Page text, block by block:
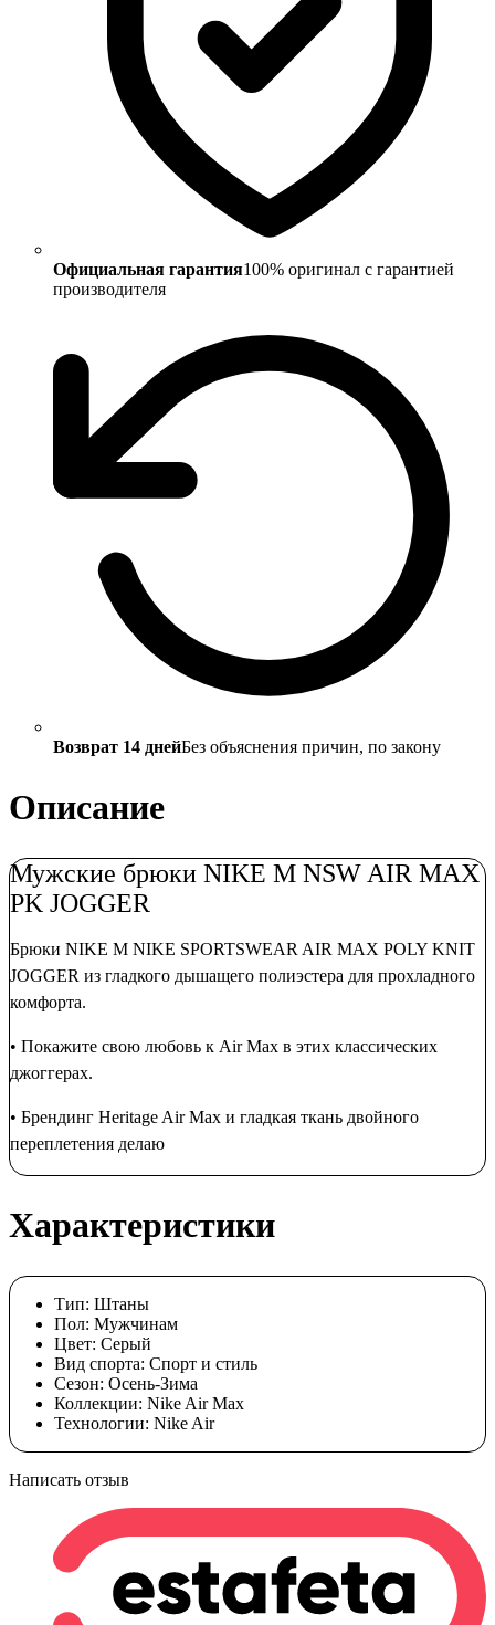
Официальная гарантия100% оригинал с гарантией
производителя
Возврат 14 днейБез объяснения причин, по закону
Описание
Мужские брюки NIKE M NSW AIR MAX
PK JOGGER
Брюки NIKE M NIKE SPORTSWEAR AIR MAX POLY KNIT
JOGGER из гладкого дышащего полиэстера для прохладного
комфорта.
• Покажите свою любовь к Air Max в этих классических
джоггерах.
• Брендинг Heritage Air Max и гладкая ткань двойного
переплетения делаю
Характеристики
Тип: Штаны
Пол: Мужчинам
Цвет: Cерый
Вид спорта: Спорт и стиль
Сезон: Осень-Зима
Коллекции: Nike Air Max
Технологии: Nike Air
Написать отзыв